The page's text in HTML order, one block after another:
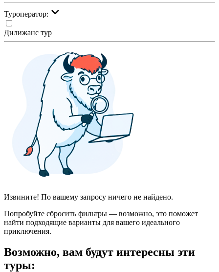
Туроператор:
Дилижанс тур
Извините! По вашему запросу ничего не найдено.
Попробуйте сбросить фильтры — возможно, это поможет
найти подходящие варианты для вашего идеального
приключения.
Возможно, вам будут интересны эти
туры: